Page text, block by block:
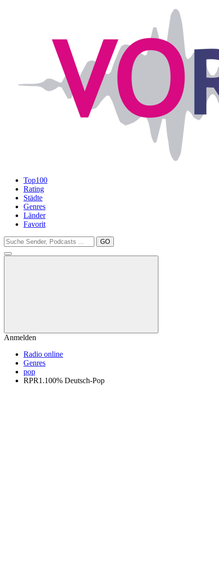
Top100
Rating
Städte
Genres
Länder
Favorit
GO
Anmelden
Radio online
Genres
pop
RPR1.100% Deutsch-Pop